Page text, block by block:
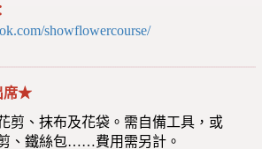
showflowercourse/
席★
剪、抹布及花袋。需自備工具，或
、鐵絲包……費用需另計。